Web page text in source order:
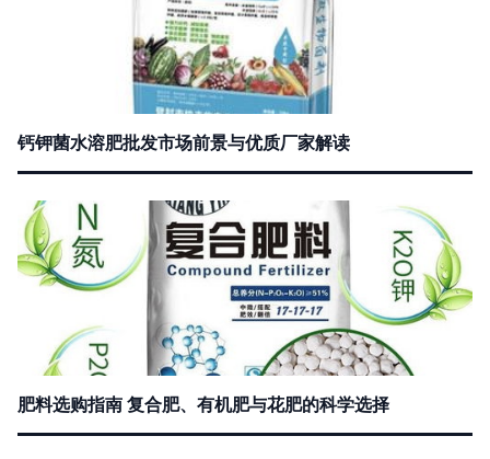
钙钾菌水溶肥批发市场前景与优质厂家解读
肥料选购指南 复合肥、有机肥与花肥的科学选择